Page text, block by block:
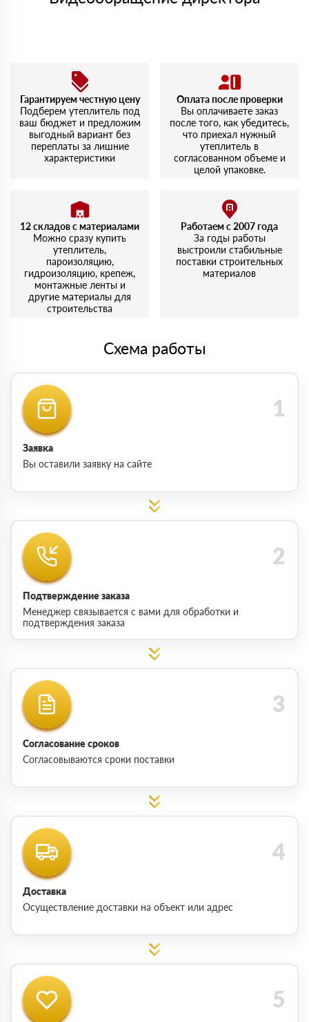
Гарантируем честную цену
Подберем утеплитель под
ваш бюджет и предложим
выгодный вариант без
переплаты за лишние
характеристики
Оплата после проверки
Вы оплачиваете заказ
после того, как убедитесь,
что приехал нужный
утеплитель в
согласованном объеме и
целой упаковке.
12 складов с материалами
Можно сразу купить
утеплитель,
пароизоляцию,
гидроизоляцию, крепеж,
монтажные ленты и
другие материалы для
строительства
Работаем с 2007 года
За годы работы
выстроили стабильные
поставки строительных
материалов
Схема работы
Заявка
Вы оставили заявку на сайте
Подтверждение заказа
Менеджер связывается с вами для обработки и
подтверждения заказа
Согласование сроков
Согласовываются сроки поставки
Доставка
Осуществление доставки на объект или адрес